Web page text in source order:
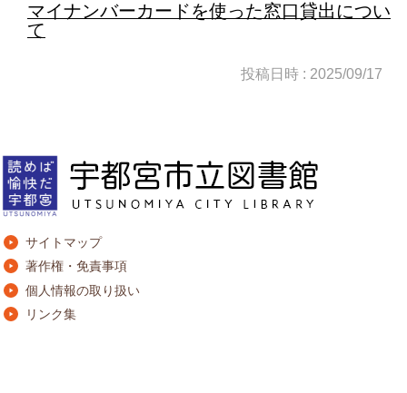
マイナンバーカードを使った窓口貸出につい
て
投稿日時 : 2025/09/17
サイトマップ
著作権・免責事項
個人情報の取り扱い
リンク集